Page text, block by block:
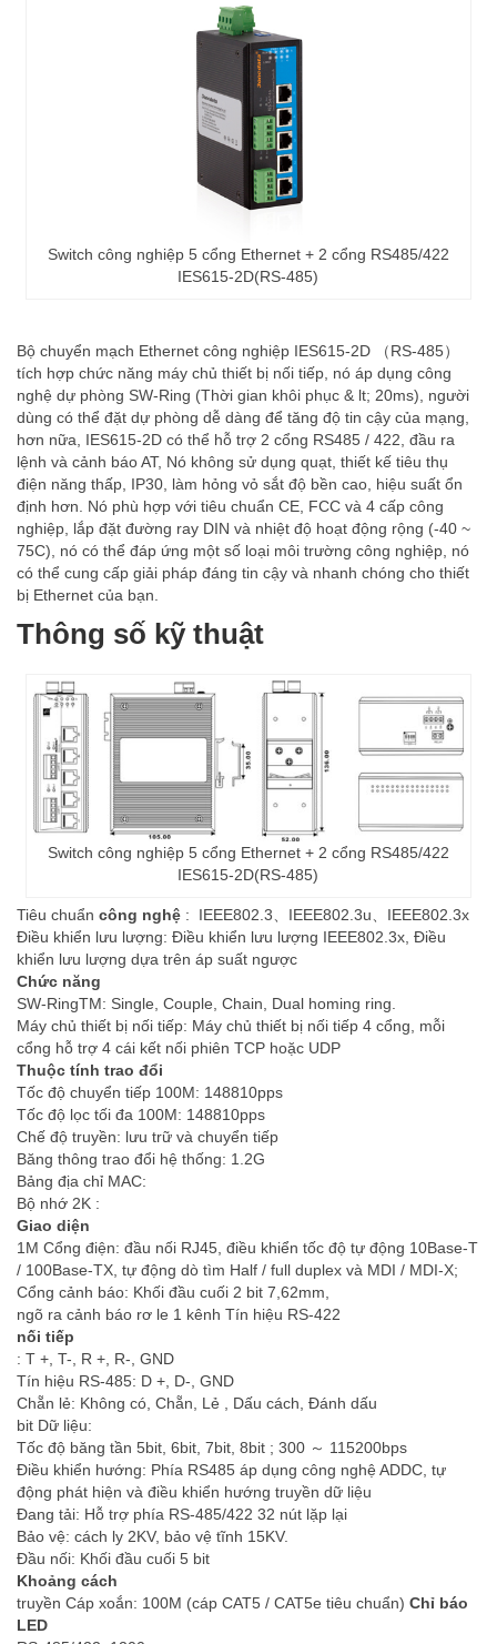
Switch công nghiệp 5 cổng Ethernet + 2 cổng RS485/422
IES615-2D(RS-485)
Bộ chuyển mạch Ethernet công nghiệp IES615-2D （RS-485）
tích hợp chức năng máy chủ thiết bị nối tiếp, nó áp dụng công
nghệ dự phòng SW-Ring (Thời gian khôi phục & lt; 20ms), người
dùng có thể đặt dự phòng dễ dàng để tăng độ tin cậy của mạng,
hơn nữa, IES615-2D có thể hỗ trợ 2 cổng RS485 / 422, đầu ra
lệnh và cảnh báo AT, Nó không sử dụng quạt, thiết kế tiêu thụ
điện năng thấp, IP30, làm hỏng vỏ sắt độ bền cao, hiệu suất ổn
định hơn. Nó phù hợp với tiêu chuẩn CE, FCC và 4 cấp công
nghiệp, lắp đặt đường ray DIN và nhiệt độ hoạt động rộng (-40 ~
75C), nó có thể đáp ứng một số loại môi trường công nghiệp, nó
có thể cung cấp giải pháp đáng tin cậy và nhanh chóng cho thiết
bị Ethernet của bạn.
Thông số kỹ thuật
Switch công nghiệp 5 cổng Ethernet + 2 cổng RS485/422
IES615-2D(RS-485)
Tiêu chuẩn công nghệ : IEEE802.3 IEEE802.3u
IEEE802.3x
Điều khiển lưu lượng: Điều khiển lưu lượng IEEE802.3x, Điều
khiển lưu lượng dựa trên áp suất ngược
Chức năng
SW-RingTM: Single, Couple, Chain, Dual homing ring.
Máy chủ thiết bị nối tiếp: Máy chủ thiết bị nối tiếp 4 cổng, mỗi
cổng hỗ trợ 4 cái kết nối phiên TCP hoặc UDP
Thuộc tính trao đổi
Tốc độ chuyển tiếp 100M: 148810pps
Tốc độ lọc tối đa 100M: 148810pps
Chế độ truyền: lưu trữ và chuyển tiếp
Băng thông trao đổi hệ thống: 1.2G
Bảng địa chỉ MAC:
Bộ nhớ 2K :
Giao diện
1M Cổng điện: đầu nối RJ45, điều khiển tốc độ tự động 10Base-T
/ 100Base-TX, tự động dò tìm Half / full duplex và MDI / MDI-X;
Cổng cảnh báo: Khối đầu cuối 2 bit 7,62mm,
ngõ ra cảnh báo rơ le 1 kênh Tín hiệu RS-422
nối tiếp
: T +, T-, R +, R-, GND
Tín hiệu RS-485: D +, D-, GND
Chẵn lẻ: Không có, Chẵn, Lẻ , Dấu cách, Đánh dấu
bit Dữ liệu:
Tốc độ băng tần 5bit, 6bit, 7bit, 8bit ; 300 ～ 115200bps
Điều khiển hướng: Phía RS485 áp dụng công nghệ ADDC, tự
động phát hiện và điều khiển hướng truyền dữ liệu
Đang tải: Hỗ trợ phía RS-485/422 32 nút lặp lại
Bảo vệ: cách ly 2KV, bảo vệ tĩnh 15KV.
Đầu nối: Khối đầu cuối 5 bit
Khoảng cách
truyền Cáp xoắn: 100M (cáp CAT5 / CAT5e tiêu chuẩn) Chỉ báo
LED